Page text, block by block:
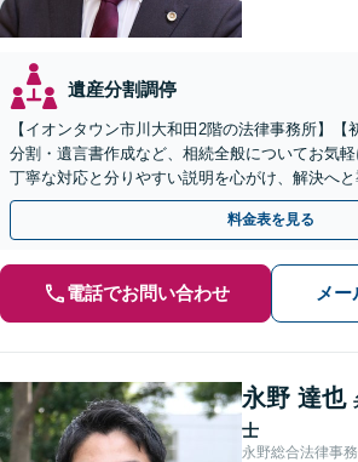
遺産分割調停
【イオンタウン市川大和田2階の法律事務所】【
分割・遺言書作成など、相続全般についてお気軽
丁寧な対応と分りやすい説明を心がけ、解決へと
可】
料金表を見る
電話でお問い合わせ メ
永野 達也
士
永野総合法律事